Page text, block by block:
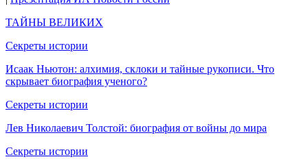
ТАЙНЫ ВЕЛИКИХ
Секреты истории
Исаак Ньютон: алхимия, склоки и тайные рукописи. Что
скрывает биография ученого?
Секреты истории
Лев Николаевич Толстой: биография от войны до мира
Секреты истории